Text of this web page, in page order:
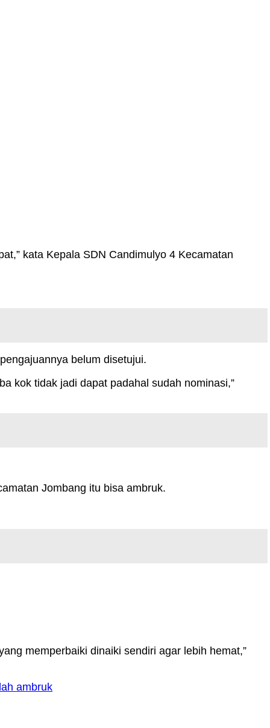
kata Kepala SDN Candimulyo 4 Kecamatan
belum disetujui.
kok tidak jadi dapat padahal sudah nominasi,”
Jombang itu bisa ambruk.
memperbaiki dinaiki sendiri agar lebih hemat,”
ambruk